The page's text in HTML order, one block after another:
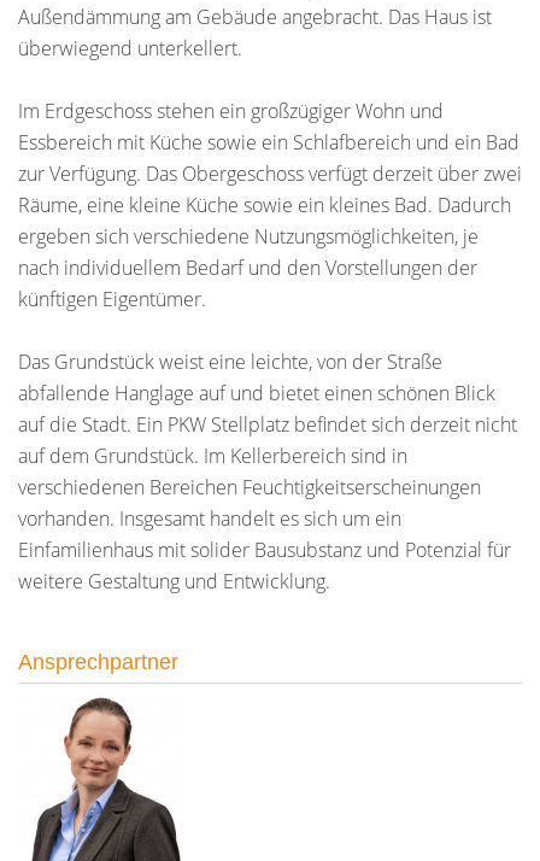
Außendämmung am Gebäude angebracht. Das Haus ist
überwiegend unterkellert.
Im Erdgeschoss stehen ein großzügiger Wohn und
Essbereich mit Küche sowie ein Schlafbereich und ein Bad
zur Verfügung. Das Obergeschoss verfügt derzeit über zwei
Räume, eine kleine Küche sowie ein kleines Bad. Dadurch
ergeben sich verschiedene Nutzungsmöglichkeiten, je
nach individuellem Bedarf und den Vorstellungen der
künftigen Eigentümer.
Das Grundstück weist eine leichte, von der Straße
abfallende Hanglage auf und bietet einen schönen Blick
auf die Stadt. Ein PKW Stellplatz befindet sich derzeit nicht
auf dem Grundstück. Im Kellerbereich sind in
verschiedenen Bereichen Feuchtigkeitserscheinungen
vorhanden. Insgesamt handelt es sich um ein
Einfamilienhaus mit solider Bausubstanz und Potenzial für
weitere Gestaltung und Entwicklung.
Ansprechpartner